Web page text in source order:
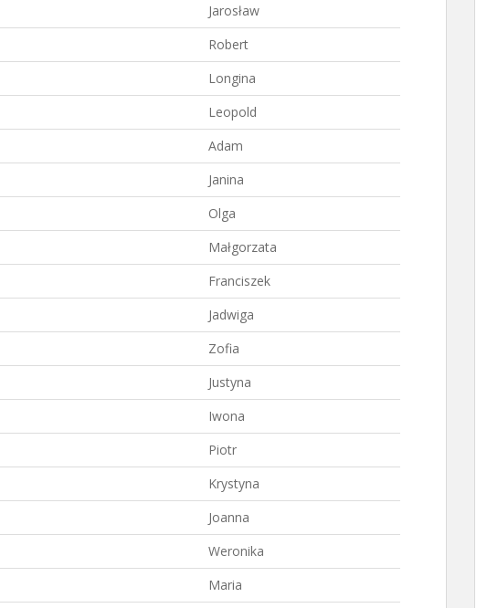
Jarosław
Robert
Longina
Leopold
Adam
Janina
Olga
Małgorzata
Franciszek
Jadwiga
Zofia
Justyna
Iwona
Piotr
Krystyna
Joanna
Weronika
Maria